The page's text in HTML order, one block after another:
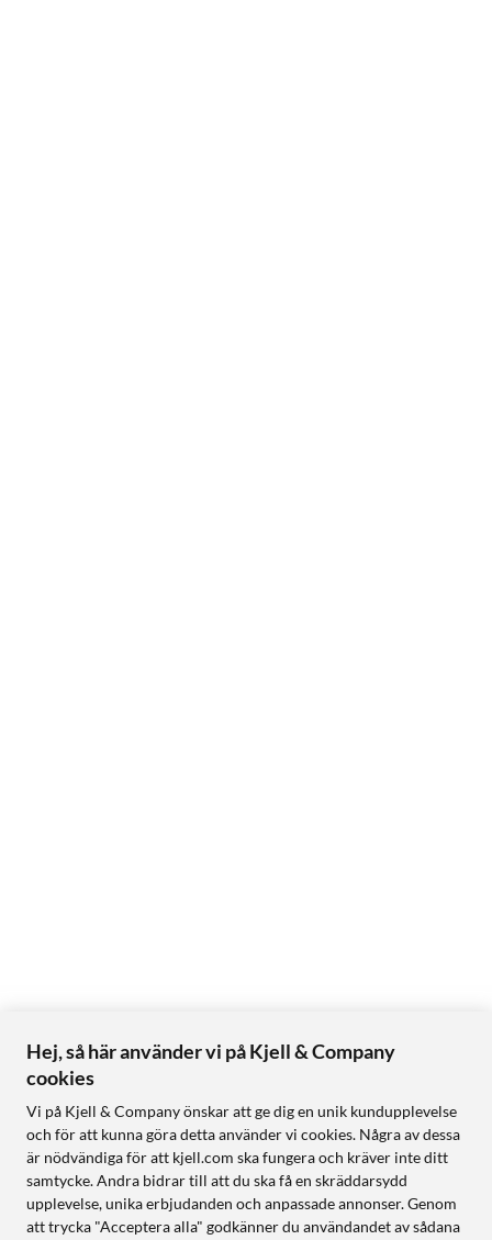
Hej, så här använder vi på Kjell & Company
cookies
Vi på Kjell & Company önskar att ge dig en unik kundupplevelse
och för att kunna göra detta använder vi cookies. Några av dessa
är nödvändiga för att kjell.com ska fungera och kräver inte ditt
samtycke. Andra bidrar till att du ska få en skräddarsydd
upplevelse, unika erbjudanden och anpassade annonser. Genom
att trycka "Acceptera alla" godkänner du användandet av sådana